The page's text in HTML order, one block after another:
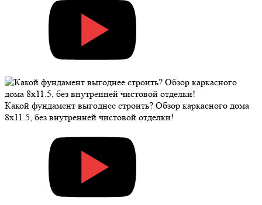
Какой фундамент выгоднее строить? Обзор каркасного дома
8х11.5, без внутренней чистовой отделки!